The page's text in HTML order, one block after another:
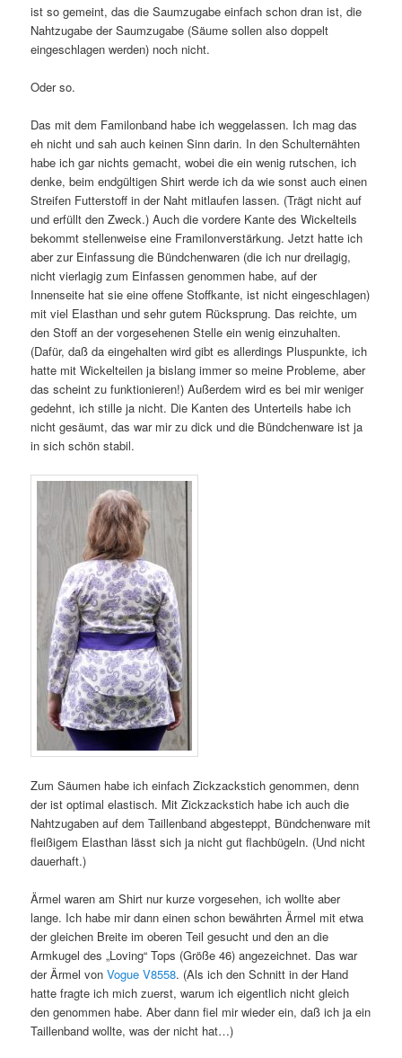
ist so gemeint, das die Saumzugabe einfach schon dran ist, die
Nahtzugabe der Saumzugabe (Säume sollen also doppelt
eingeschlagen werden) noch nicht.
Oder so.
Das mit dem Familonband habe ich weggelassen. Ich mag das
eh nicht und sah auch keinen Sinn darin. In den Schulternähten
habe ich gar nichts gemacht, wobei die ein wenig rutschen, ich
denke, beim endgültigen Shirt werde ich da wie sonst auch einen
Streifen Futterstoff in der Naht mitlaufen lassen. (Trägt nicht auf
und erfüllt den Zweck.) Auch die vordere Kante des Wickelteils
bekommt stellenweise eine Framilonverstärkung. Jetzt hatte ich
aber zur Einfassung die Bündchenwaren (die ich nur dreilagig,
nicht vierlagig zum Einfassen genommen habe, auf der
Innenseite hat sie eine offene Stoffkante, ist nicht eingeschlagen)
mit viel Elasthan und sehr gutem Rücksprung. Das reichte, um
den Stoff an der vorgesehenen Stelle ein wenig einzuhalten.
(Dafür, daß da eingehalten wird gibt es allerdings Pluspunkte, ich
hatte mit Wickelteilen ja bislang immer so meine Probleme, aber
das scheint zu funktionieren!) Außerdem wird es bei mir weniger
gedehnt, ich stille ja nicht. Die Kanten des Unterteils habe ich
nicht gesäumt, das war mir zu dick und die Bündchenware ist ja
in sich schön stabil.
Zum Säumen habe ich einfach Zickzackstich genommen, denn
der ist optimal elastisch. Mit Zickzackstich habe ich auch die
Nahtzugaben auf dem Taillenband abgesteppt, Bündchenware mit
fleißigem Elasthan lässt sich ja nicht gut flachbügeln. (Und nicht
dauerhaft.)
Ärmel waren am Shirt nur kurze vorgesehen, ich wollte aber
lange. Ich habe mir dann einen schon bewährten Ärmel mit etwa
der gleichen Breite im oberen Teil gesucht und den an die
Armkugel des „Loving“ Tops (Größe 46) angezeichnet. Das war
der Ärmel vonVogue V8558. (Als ich den Schnitt in der Hand
hatte fragte ich mich zuerst, warum ich eigentlich nicht gleich
den genommen habe. Aber dann fiel mir wieder ein, daß ich ja ein
Taillenband wollte, was der nicht hat…)